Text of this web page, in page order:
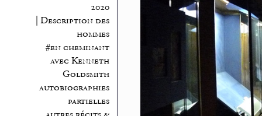
2020
| Description des
hommes
#en cheminant
avec Kenneth
Goldsmith
autobiographies
partielles